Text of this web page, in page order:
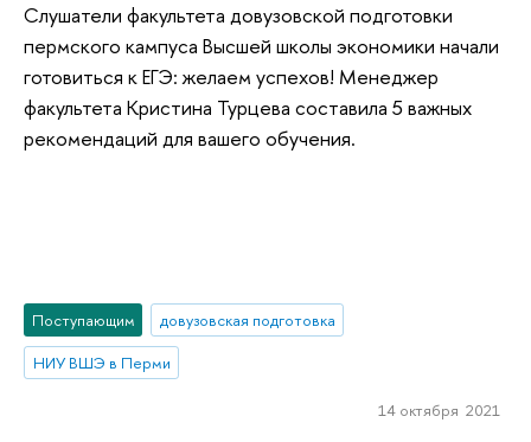
Слушатели факультета довузовской подготовки
пермского кампуса Высшей школы экономики начали
готовиться к ЕГЭ: желаем успехов! Менеджер
факультета Кристина Турцева составила 5 важных
рекомендаций для вашего обучения.
Поступающим
довузовская подготовка
НИУ ВШЭ в Перми
14 октября 2021